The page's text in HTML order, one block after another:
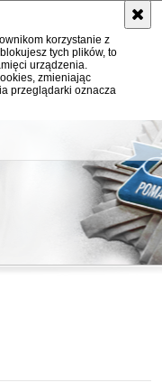
korzystanie z
tych plików, to
urządzenia.
zmieniając
przeglądarki oznacza